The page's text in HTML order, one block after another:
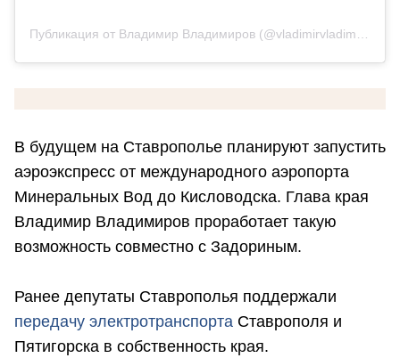
В будущем на Ставрополье планируют запустить
аэроэкспресс от международного аэропорта
Минеральных Вод до Кисловодска. Глава края
Владимир Владимиров проработает такую
возможность совместно с Задориным.
Ранее депутаты Ставрополья поддержали
передачу электротранспорта Ставрополя и
Пятигорска в собственность края.